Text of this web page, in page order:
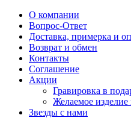
О компании
Вопрос-Ответ
Доставка, примерка и
Возврат и обмен
Контакты
Соглашение
Акции
Гравировка в
Желаемое изделие
Звезды с нами